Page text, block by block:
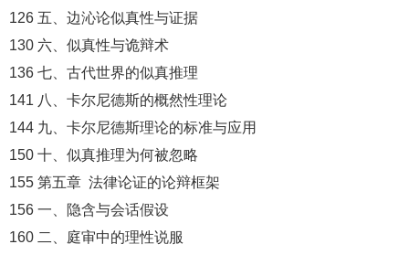
126 五、边沁论似真性与证据
130 六、似真性与诡辩术
136 七、古代世界的似真推理
141 八、卡尔尼德斯的概然性理论
144 九、卡尔尼德斯理论的标准与应用
150 十、似真推理为何被忽略
155 第五章 法律论证的论辩框架
156 一、隐含与会话假设
160 二、庭审中的理性说服